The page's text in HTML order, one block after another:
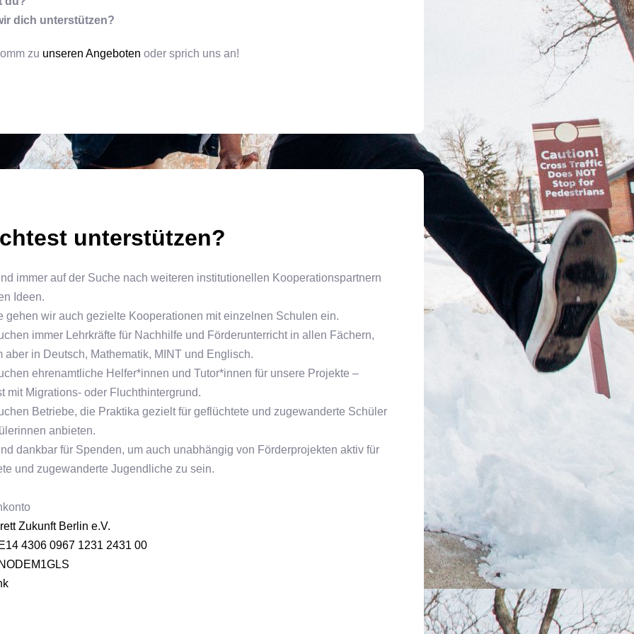
dich unterstützen?
zu unseren Angeboten oder sprich uns an!
unterstützen?
immer auf der Suche nach weiteren institutionellen Kooperationspartnern
Ideen.
gehen wir auch gezielte Kooperationen mit einzelnen Schulen ein.
immer Lehrkräfte für Nachhilfe und Förderunterricht in allen Fächern,
aber in Deutsch, Mathematik, MINT und Englisch.
ehrenamtliche Helfer*innen und Tutor*innen für unsere Projekte –
mit Migrations- oder Fluchthintergrund.
Betriebe, die Praktika gezielt für geflüchtete und zugewanderte Schüler
anbieten.
dankbar für Spenden, um auch unabhängig von Förderprojekten aktiv für
und zugewanderte Jugendliche zu sein.
Zukunft Berlin e.V.
4306 0967 1231 2431 00